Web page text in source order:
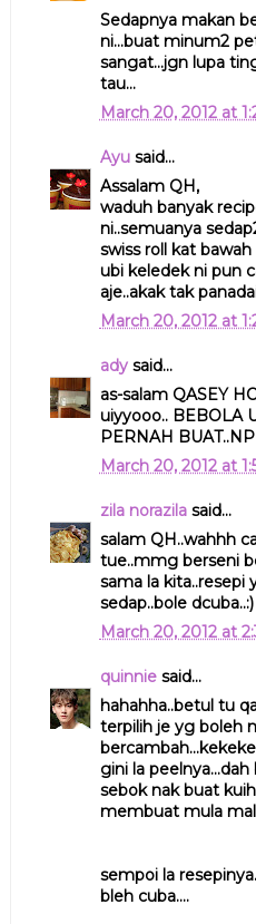
Sedapnya makan
ni...buat minum2
sangat...jgn lupa
tau...
March 20, 2012 at
Ayusaid...
Assalam QH,
waduh banyak
ni..semuanya
swiss roll kat
ubi keledek ni pun
aje..akak tak
March 20, 2012 at
adysaid...
as-salam QASEY
uiyyooo.. BEBOLA
PERNAH
March 20, 2012 at
zila norazilasaid...
salam QH..wahhh
tue..mmg berseni
sama la kita..resepi
sedap..bole dcuba..:)
March 20, 2012 at
quinniesaid...
hahahha..betul tu
terpilih je yg boleh
gini la
sebok nak buat
membuat mula
sempoi la
bleh cuba....